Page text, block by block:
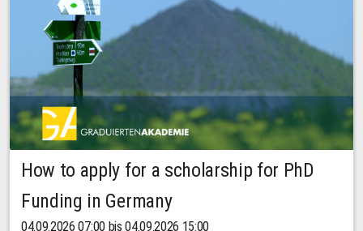
How to apply for a scholarship for PhD
Funding in Germany
04.09.2026 07:00 bis 04.09.2026 15:00